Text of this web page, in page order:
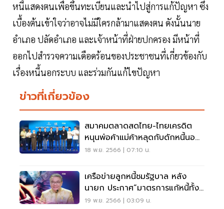
หนี้แสดงตนเพื่อขึ้นทะเบียนและนำไปสู่การแก้ปัญหา ซึ่ง
เบื้องต้นเข้าใจว่าอาจไม่มีใครกล้ามาแสดงตน ดังนั้นนาย
อำเภอ ปลัดอำเภอ และเจ้าหน้าที่ฝ่ายปกครอง มีหน้าที่
ออกไปสำรวจความเดือดร้อนของประชาชนที่เกี่ยวข้องกับ
เรื่องหนี้นอกระบบ และร่วมกันแก้ไขปัญหา
ข่าวที่เกี่ยวข้อง
สมาคมตลาดสดไทย-ไทยเครดิต
หนุนพ่อค้าแม่ค้าหลุดกับดักหนี้นอก
ระบบ
18 พ.ย. 2566 | 07:10 น.
เครือข่ายลูกหนี้ชมรัฐบาล หลัง
นายก ประกาศ“มาตรการแก้หนี้ทั้ง
ระบบ” พ.ย.นี้
19 พ.ย. 2566 | 03:09 น.